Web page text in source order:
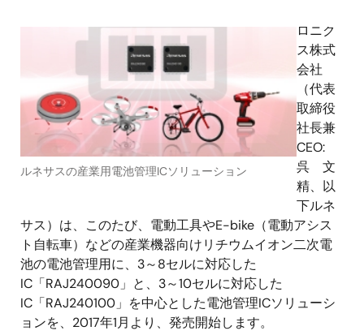
ルネサスの産業用電池管理ICソリューション
ロニク
ス株式
会社
（代表
取締役
社長兼
CEO:
呉 文
精、以
下ルネ
サス）は、このたび、電動工具やE-bike（電動アシス
ト自転車）などの産業機器向けリチウムイオン二次電
池の電池管理用に、3～8セルに対応した
IC「RAJ240090」と、3～10セルに対応した
IC「RAJ240100」を中心とした電池管理ICソリューシ
ョンを、2017年1月より、発売開始します。